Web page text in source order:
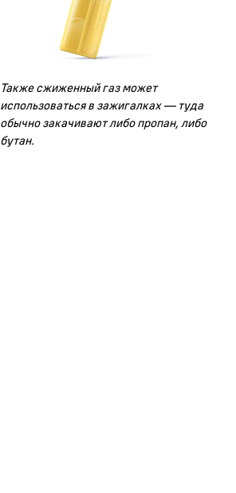
Также сжиженный газ может
использоваться в зажигалках — туда
обычно закачивают либо пропан, либо
бутан.